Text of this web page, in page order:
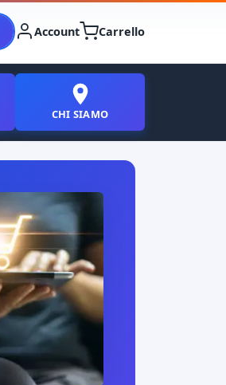
Account Carrello
CHI SIAMO